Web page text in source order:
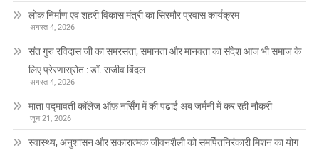
लोक निर्माण एवं शहरी विकास मंत्री का सिरमौर प्रवास कार्यक्रम
अगस्त 4, 2026
संत गुरु रविदास जी का समरसता, समानता और मानवता का संदेश आज भी समाज के
लिए प्रेरणास्रोत : डॉ. राजीव बिंदल
अगस्त 4, 2026
माता पद्मावती कॉलेज ऑफ़ नर्सिंग में की पढाई अब जर्मनी में कर रही नौकरी
जून 21, 2026
स्वास्थ्य, अनुशासन और सकारात्मक जीवनशैली को समर्पितनिरंकारी मिशन का योग